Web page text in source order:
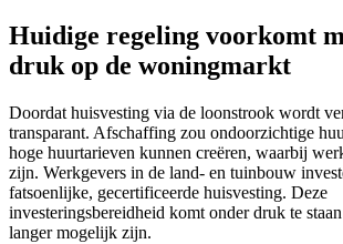
Huidige regeling voorkomt
druk op de woningmarkt
Doordat huisvesting via de loonstrook wordt
transparant. Afschaffing zou ondoorzichtige
hoge huurtarieven kunnen creëren, waarbij
zijn. Werkgevers in de land- en tuinbouw
fatsoenlijke, gecertificeerde huisvesting. Deze
investeringsbereidheid komt onder druk te
langer mogelijk zijn.